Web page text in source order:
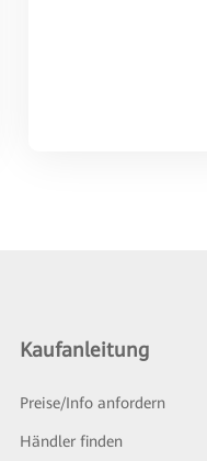
Kaufanleitung
Preise/Info anfordern
Händler finden